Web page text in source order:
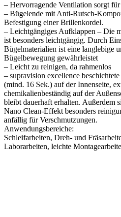
– Hervorragende Ventilation sorgt
– Bügelende mit Anti-Rutsch-
Befestigung einer Brillenkordel.
– Leichtgängiges Aufklappen – Die
ist besonders leichtgängig. Durch
Bügelmaterialien ist eine langlebige
Bügelbewegung gewährleistet
– Leicht zu reinigen, da rahmenlos
– supravision excellence
(mind. 16 Sek.) auf der Innenseite,
chemikalienbeständig auf der
bleibt dauerhaft erhalten. Außerdem
Nano Clean-Effekt besonders
anfällig für Verschmutzungen.
Anwendungsbereiche:
Schleifarbeiten, Dreh- und
Laborarbeiten, leichte